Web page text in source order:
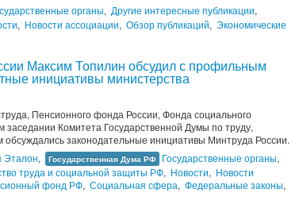
органы, Другие интересные публикации,
, Новости ассоциации, Обзор публикаций, Экономические
Максим Топилин обсудил с профильным
инициативы министерства
Пенсионного фонда России, Фонда социального
Комитета Государственной Думы по труду,
законодательные инициативы Минтруда России.
Эталон, Государственная Дума РФ Государственные органы,
труда и социальной защиты РФ, Новости, Новости
фонд РФ, Социальная сфера, Федеральные законы,